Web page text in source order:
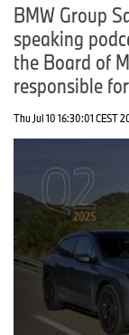
BMW Group
speaking
the Board of
responsible
Thu Jul 10 16:30:01 CEST